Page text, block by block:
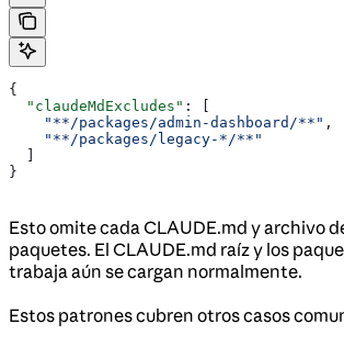
{
  "claudeMdExcludes"
: [
    "**/packages/admin-dashboard/**"
,
    "**/packages/legacy-*/**"
  ]
}
Esto omite cada CLAUDE.md y archivo
paquetes. El CLAUDE.md raíz y los
trabaja aún se cargan normalmente.
Estos patrones cubren otros casos